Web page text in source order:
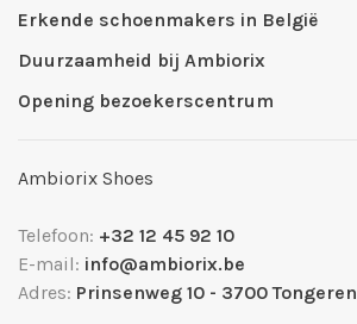
Erkende schoenmakers in België
Duurzaamheid bij Ambiorix
Opening bezoekerscentrum
Ambiorix Shoes
Telefoon: +32 12 45 92 10
E-mail: info@ambiorix.be
Adres: Prinsenweg 10 - 3700 Tongeren